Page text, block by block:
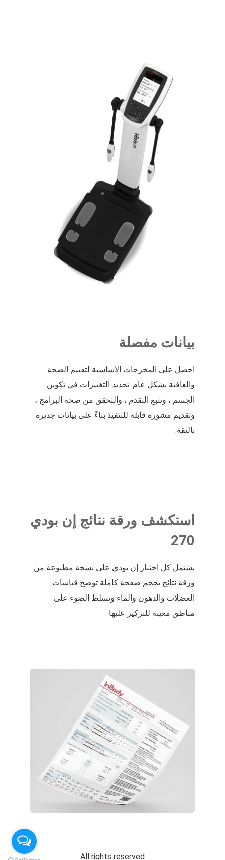
بيانات مفصلة
احصل على المخرجات الأساسية لتقييم الصحة
والعافية بشكل عام. تحديد التغييرات في تكوين
الجسم ، وتتبع التقدم ، والتحقق من صحة البرامج ،
وتقديم مشورة قابلة للتنفيذ بناءً على بيانات جديرة
بالثقة.
استكشف ورقة نتائج إن بودي
270
يشتمل كل اختبار إن بودي على نسخة مطبوعة من
ورقة نتائج بحجم صفحة كاملة توضح قياسات
العضلات والدهون والماء وتسلط الضوء على
مناطق معينة للتركيز عليها
All rights reserved